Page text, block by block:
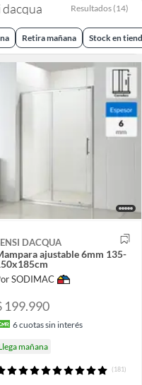
dacqua Resultados (14)
Retira mañana Stock en
DACQUA
ajustable 6mm 135-
SODIMAC
199.990
6cuotas sin interés
mañana
(181)